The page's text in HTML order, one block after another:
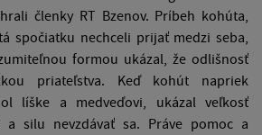
členky RT Bzenov. Príbeh kohúta,
spočiatku nechceli prijať medzi seba,
formou ukázal, že odlišnosť
priateľstva. Keď kohút napriek
líške a medveďovi, ukázal veľkosť
a silu nevzdávať sa. Práve pomoc a